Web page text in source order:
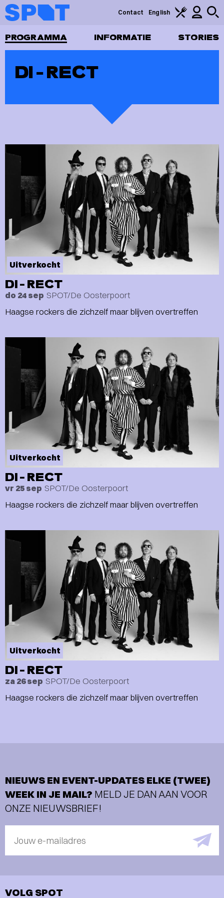
PROGRAMMA INFORMATIE STORIES
Contact English
DI-RECT
Uitverkocht
DI-RECT
do 24 sep SPOT/De Oosterpoort
Haagse rockers die zichzelf maar blijven overtreffen
Uitverkocht
DI-RECT
vr 25 sep SPOT/De Oosterpoort
Haagse rockers die zichzelf maar blijven overtreffen
Uitverkocht
DI-RECT
za 26 sep SPOT/De Oosterpoort
Haagse rockers die zichzelf maar blijven overtreffen
NIEUWS EN EVENT-UPDATES ELKE (TWEE)
WEEK IN JE MAIL? MELD JE DAN AAN VOOR
ONZE NIEUWSBRIEF!
Jouw e-mailadres
VOLG SPOT